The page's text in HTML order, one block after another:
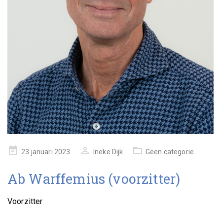
geplaatst
23 januari 2023 Ineke Dijk Geen categorie
Ab Warffemius (voorzitter)
Voorzitter